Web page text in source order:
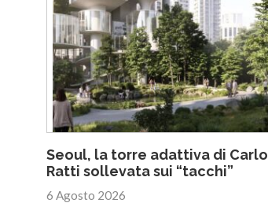
Seoul, la torre adattiva di Carlo
Ratti sollevata sui “tacchi”
6 Agosto 2026